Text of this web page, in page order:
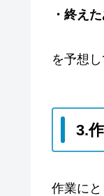
・終え
を予想し
3.
作業にと